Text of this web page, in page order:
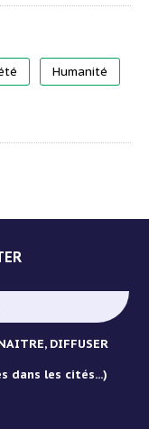
Humanité
DIFFUSER
dans les cités...)